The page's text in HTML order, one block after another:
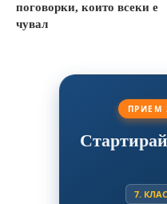
поговорки, които всеки е
чувал
ПРИЕМ
7. КЛАС